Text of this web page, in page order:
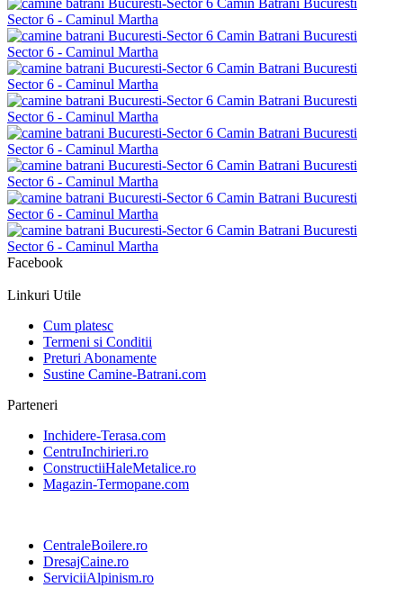
Facebook
Linkuri Utile
Cum platesc
Termeni si Conditii
Preturi Abonamente
Sustine Camine-Batrani.com
Parteneri
Inchidere-Terasa.com
CentruInchirieri.ro
ConstructiiHaleMetalice.ro
Magazin-Termopane.com
CentraleBoilere.ro
DresajCaine.ro
ServiciiAlpinism.ro